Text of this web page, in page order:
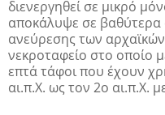
διενεργηθεί σε μικρό
αποκάλυψε σε
ανεύρεσης των
νεκροταφείο στο οποίο
επτά τάφοι που έχουν
αι.π.Χ. ως τον 2ο αι.π.Χ.